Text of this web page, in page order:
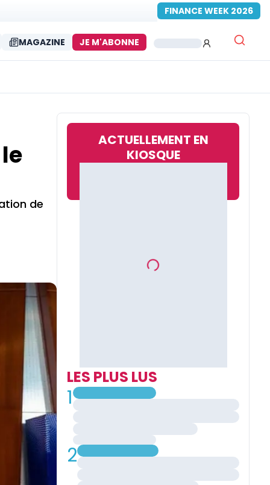
FINANCE WEEK 2026
MAGAZINE JE M'ABONNE
de
ACTUELLEMENT EN
KIOSQUE
LES PLUS LUS
1
2